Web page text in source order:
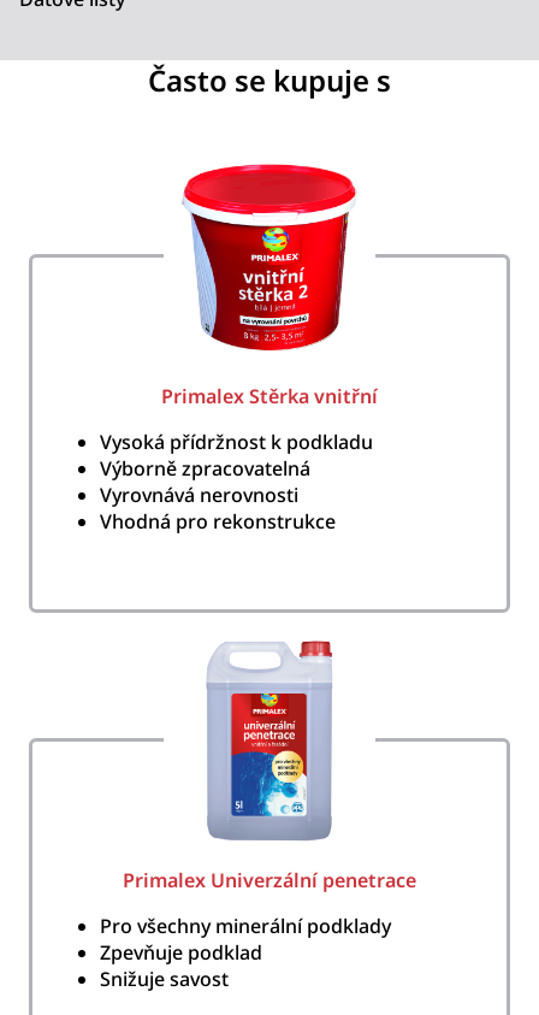
Často se kupuje s
Primalex Stěrka vnitřní
Vysoká přídržnost k podkladu
Výborně zpracovatelná
Vyrovnává nerovnosti
Vhodná pro rekonstrukce
Primalex Univerzální penetrace
Pro všechny minerální podklady
Zpevňuje podklad
Snižuje savost